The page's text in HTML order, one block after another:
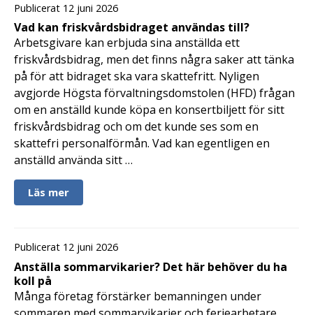
Publicerat 12 juni 2026
Vad kan friskvårdsbidraget användas till?
Arbetsgivare kan erbjuda sina anställda ett
friskvårdsbidrag, men det finns några saker att tänka
på för att bidraget ska vara skattefritt. Nyligen
avgjorde Högsta förvaltningsdomstolen (HFD) frågan
om en anställd kunde köpa en konsertbiljett för sitt
friskvårdsbidrag och om det kunde ses som en
skattefri personalförmån. Vad kan egentligen en
anställd använda sitt …
Läs mer
Publicerat 12 juni 2026
Anställa sommarvikarier? Det här behöver du ha
koll på
Många företag förstärker bemanningen under